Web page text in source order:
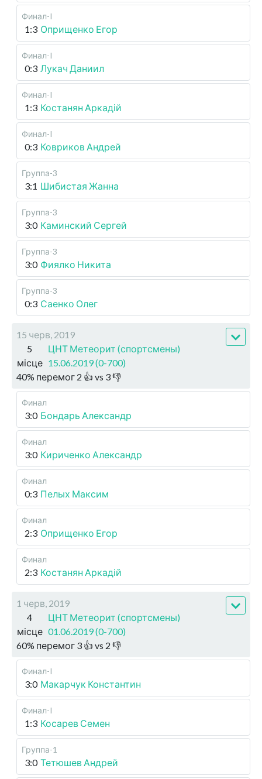
Финал-I
1:3 Оприщенко Егор
Финал-I
0:3 Лукач Даниил
Финал-I
1:3 Костанян Аркадій
Финал-I
0:3 Ковриков Андрей
Группа-3
3:1 Шибистая Жанна
Группа-3
3:0 Каминский Сергей
Группа-3
3:0 Фиялко Никита
Группа-3
0:3 Саенко Олег
15 черв, 2019
5
місце
ЦНТ Метеорит (спортсмены)
15.06.2019 (0-700)
40% перемог 2 👍 vs 3👎
Финал
3:0 Бондарь Александр
Финал
3:0 Кириченко Александр
Финал
0:3 Пелых Максим
Финал
2:3 Оприщенко Егор
Финал
2:3 Костанян Аркадій
1 черв, 2019
4
місце
ЦНТ Метеорит (спортсмены)
01.06.2019 (0-700)
60% перемог 3 👍 vs 2 👎
Финал-I
3:0 Макарчук Константин
Финал-I
1:3 Косарев Семен
Группа-1
3:0 Тетюшев Андрей